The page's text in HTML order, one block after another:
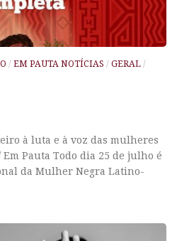
/ EM PAUTA NOTÍCIAS / GERAL /
à luta e à voz das mulheres
Pauta Todo dia 25 de julho é
da Mulher Negra Latino-